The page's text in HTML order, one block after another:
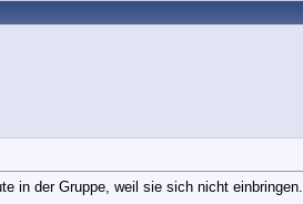
in der Gruppe, weil sie sich nicht einbringen.